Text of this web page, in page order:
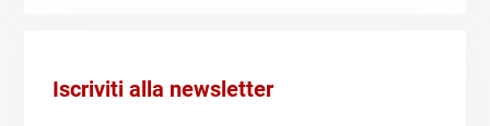
Iscriviti alla newsletter